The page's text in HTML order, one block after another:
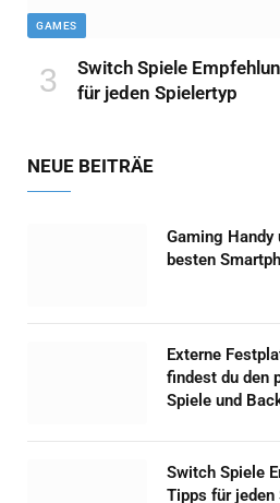
GAMES
Switch Spiele
für jeden Spielertyp
NEUE BEITRÄE
Gaming Handy
besten
Externe
findest du den
Spiele und
Switch Spiele
Tipps für jeden